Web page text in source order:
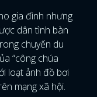
gia đình nhưng
dân tình bàn
chuyến du
“công chúa
loạt ảnh đồ bơi
mạng xã hội.